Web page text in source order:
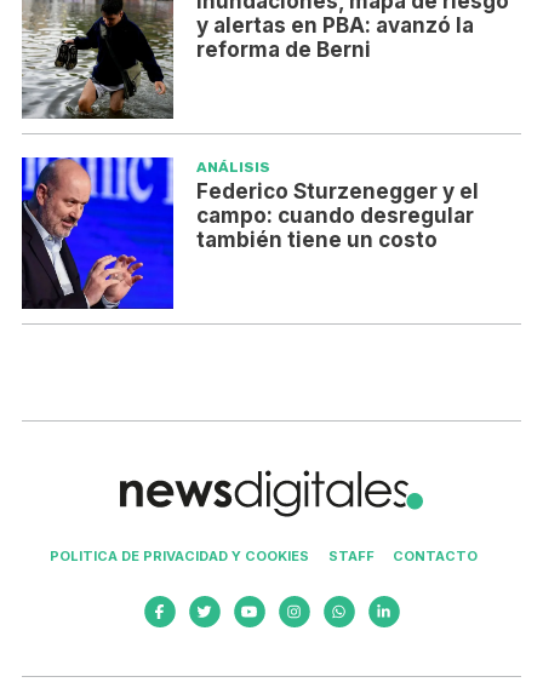
y alertas en PBA: avanzó la
reforma de Berni
ANÁLISIS
Federico Sturzenegger y el
campo: cuando desregular
también tiene un costo
POLITICA DE PRIVACIDAD Y COOKIES STAFF CONTACTO